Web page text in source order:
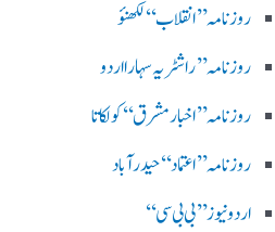
روزنامہ ’’ انقلاب‘‘ لکھنؤ
روز نامہ ’’راشٹریہ سہارا اردو
روزنامہ ’’اخبارمشرق‘‘ کولکاتا
روزنامہ ’’اعتماد‘‘ حیدرآباد
اردو نیوز ’’بی بی سی‘‘